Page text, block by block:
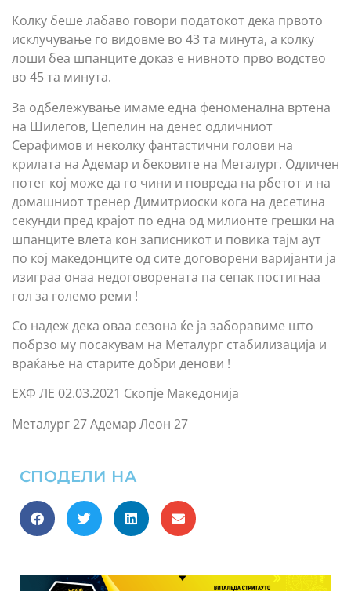
Колку беше лабаво говори податокот дека првото
исклучување го видовме во 43 та минута, а колку
лоши беа шпанците доказ е нивното прво водство
во 45 та минута.
За одбележување имаме една феноменална вртена
на Шилегов, Цепелин на денес одличниот
Серафимов и неколку фантастични голови на
крилата на Адемар и бековите на Металург. Одличен
потег кој може да го чини и повреда на рбетот и на
домашниот тренер Димитриоски кога на десетина
секунди пред крајот по една од милионте грешки на
шпанците влета кон записникот и повика тајм аут
по кој македонците од сите договорени варијанти ја
изиграа онаа недоговорената па сепак постигнаа
гол за големо реми !
Со надеж дека оваа сезона ќе ја заборавиме што
побрзо му посакувам на Металург стабилизација и
враќање на старите добри денови !
ЕХФ ЛЕ 02.03.2021 Скопје Македонија
Металург 27 Адемар Леон 27
СПОДЕЛИ НА